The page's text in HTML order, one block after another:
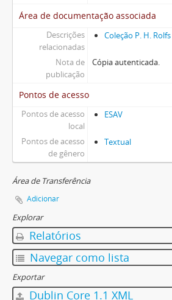
Área de documentação associada
Descrições
relacionadas
Coleção P. H.
Nota de
publicação
Cópia autenticada.
Pontos de acesso
Pontos de acesso
local
ESAV
Pontos de acesso
de gênero
Textual
Área de Transferência
Adicionar
Explorar
Relatórios
Navegar como lista
Exportar
Dublin Core 1.1 XML